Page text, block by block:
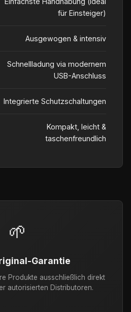
für Einsteiger)
Ausgewogen & intensiv
Schnellladung via modernem
USB-Anschluss
Integrierte Schutzschaltungen
Kompakt, leicht &
taschenfreundlich
🌱
Garantie
Produkte ausschließlich direkt
autorisierten Distributoren.